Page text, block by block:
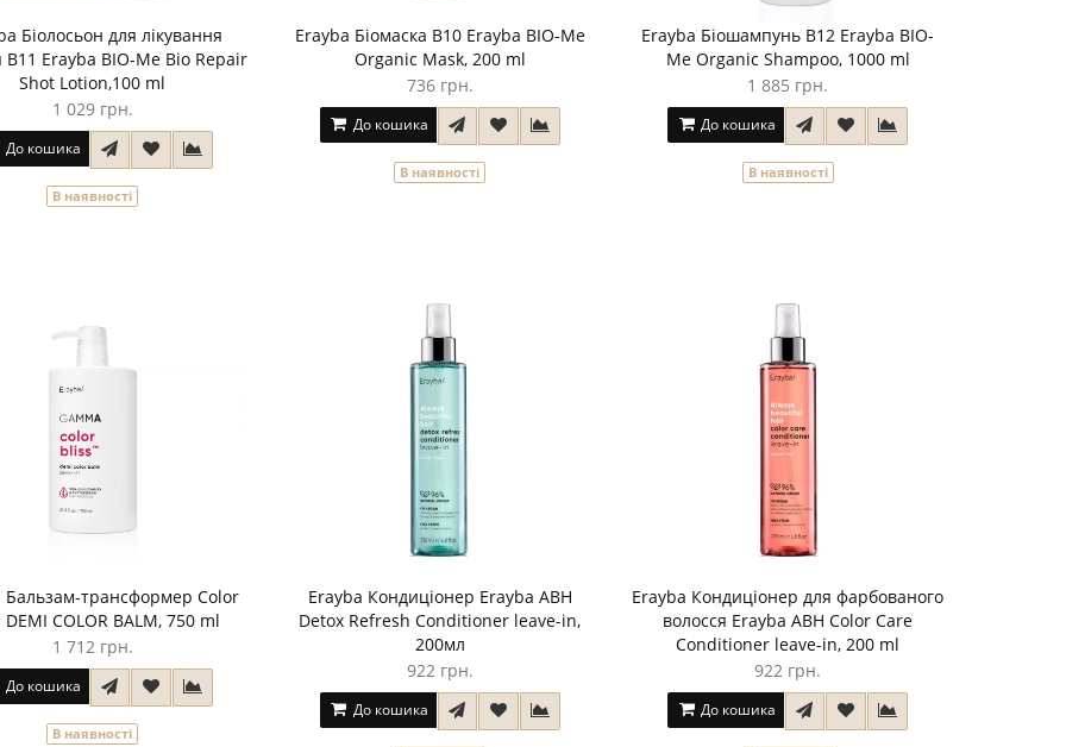
Біолосьон для лікування
B11 Erayba BIO-Me Bio Repair
Shot Lotion,100 ml
1 029 грн.
До кошика
В наявності
Erayba Біомаска B10 Erayba BIO-Me
Organic Mask, 200 ml
736 грн.
До кошика
В наявності
Erayba Біошампунь B12 Erayba BIO-
Me Organic Shampoo, 1000 ml
1 885 грн.
До кошика
В наявності
Бальзам-трансформер Color
COLOR BALM, 750 ml
1 712 грн.
До кошика
В наявності
Erayba Кондиціонер Erayba ABH
Detox Refresh Conditioner leave-in,
200мл
922 грн.
До кошика
Erayba Кондиціонер для фарбованого
волосся Erayba ABH Color Care
Conditioner leave-in, 200 ml
922 грн.
До кошика